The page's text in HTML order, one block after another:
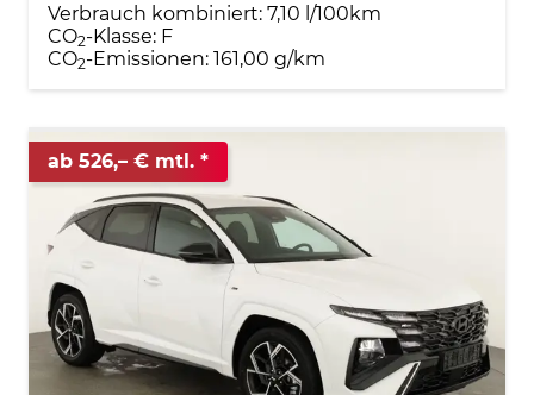
Verbrauch kombiniert: 7,10 l/100km
CO2-Klasse: F
CO2-Emissionen: 161,00 g/km
ab 526,– € mtl.